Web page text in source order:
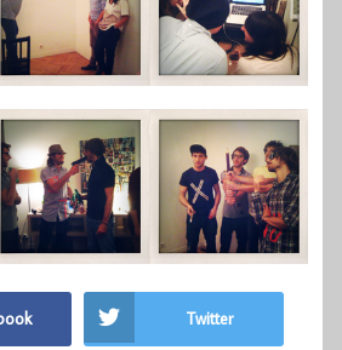
Twitter